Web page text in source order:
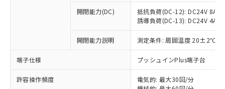
開閉能力(DC)
抵抗負荷(DC-12): DC24V 8A/
誘導負荷(DC-13): DC24V 4A/
開閉能力説明 測定条件: 周囲温度 20±2℃、
端子仕様 プッシュインPlus端子台
許容操作頻度
電気的: 最大30回/分
ことをご了承ください。
在庫状況および標準価格照会結果は、
記載している更新日時点での社内デー
タに基づき作成されるものであり、閲
覧された時点での実際の在庫および標
準価格とは異なる場合があることをご
正式な納期状況および標準価格はお客
いたものが、含有品と判明した場合などや
むを得ず変更することがあります。
*EU RoHS指令（10物質）：
鉛(Pb) 1000ppm以下、 水銀(Hg) 1000ppm以下、 カド
六価クロム(Cr(Ⅵ)) 1000ppm以下、ポリ臭化ビフェニル
類(PBB) 1000ppm以下、ポリ臭化ジフェニルエーテル類
(PBDE) 1000ppm以下、フタル酸ビス(2-エチルヘキシ
ル) (DEHP)(別名：DOP) 1000ppm以下、フタル酸ブチ
基準値を超えていることを示します。
「－」：未確認です。当社販売部門へお問
ム) : 100ppm、
Cr(Ⅵ)(六価クロム) : 1000ppm、 PBBs(ポリ臭化ビフェ
ニル類) : 1000ppm、 PBDEs(ポリ臭化ジフェニルエーテ
ル類) : 1000ppm、
当社は、これら貴社製品のうち、外国
為替および外国貿易法に定める商品
（以下｢規制貨物等」という）を輸出
または国外への提供する場合は、日本
国政府の輸出許可(または役務取引許
可)を取得するなどの必要な手続きを
当社は規制貨物を破棄する場合は、完
説明
○ 一定数以上の在庫あり